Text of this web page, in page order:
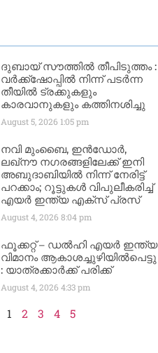
ദുബായ് സൗത്തിൽ തീപിടുത്തം :
വർക്ക്‌ഷോപ്പിൽ നിന്ന് പടർന്ന
തീയിൽ ട്രക്കുകളും
കാരവാനുകളും കത്തിനശിച്ചു
August 5, 2026 1:05 pm
നവി മുംബൈ, ഇൻഡോർ,
ലഖ്നൗ നഗരങ്ങളിലേക്ക് ഇനി
അബുദാബിയിൽ നിന്ന് നേരിട്ട്
പറക്കാം; റൂട്ടുകൾ വിപുലീകരിച്ച്
എയർ ഇന്ത്യ എക്സ് പ്രസ്
August 4, 2026 8:04 pm
ഫൂക്കറ്റ് – ഡൽഹി എയര്‍ ഇന്ത്യ
വിമാനം ആകാശച്ചുഴിയില്‍പെട്ടു
: യാത്രക്കാര്‍ക്ക് പരിക്ക്
August 4, 2026 4:33 pm
1 2 3 4 5